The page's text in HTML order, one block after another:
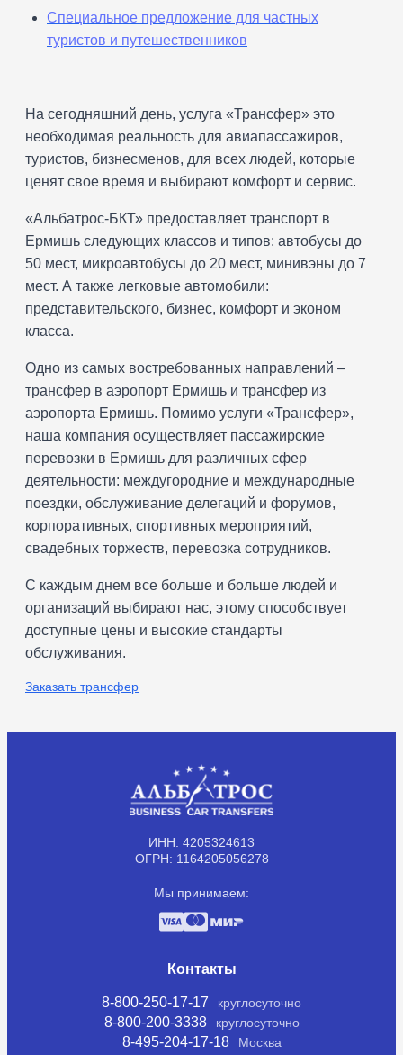
Специальное предложение для частных
туристов и путешественников
На сегодняшний день, услуга «Трансфер» это
необходимая реальность для авиапассажиров,
туристов, бизнесменов, для всех людей, которые
ценят свое время и выбирают комфорт и сервис.
«Альбатрос-БКТ» предоставляет транспорт в
Ермишь следующих классов и типов: автобусы до
50 мест, микроавтобусы до 20 мест, минивэны до 7
мест. А также легковые автомобили:
представительского, бизнес, комфорт и эконом
класса.
Одно из самых востребованных направлений –
трансфер в аэропорт Ермишь и трансфер из
аэропорта Ермишь. Помимо услуги «Трансфер»,
наша компания осуществляет пассажирские
перевозки в Ермишь для различных сфер
деятельности: междугородние и международные
поездки, обслуживание делегаций и форумов,
корпоративных, спортивных мероприятий,
свадебных торжеств, перевозка сотрудников.
С каждым днем все больше и больше людей и
организаций выбирают нас, этому способствует
доступные цены и высокие стандарты
обслуживания.
Заказать трансфер
ИНН: 4205324613
ОГРН: 1164205056278
Мы принимаем:
Контакты
8-800-250-17-17 круглосуточно
8-800-200-3338 круглосуточно
8-495-204-17-18 Москва